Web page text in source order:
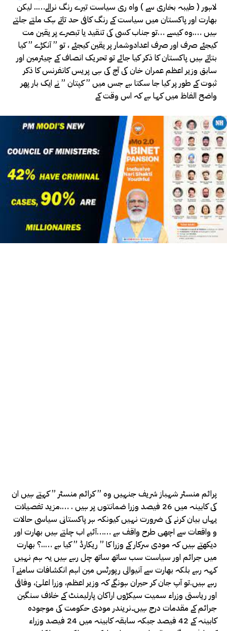
لاہور ( طیبہ بخاری سے ) واہ ری سیاست تیرے رنگ نرالے….. لیکن
بھارت اور پاکستان میں سیاست کے رنگ کافی حد تاتے ہک ملتے جلتے
ہیں ….وہ کیسے …تو جناب کسی کی تنقید یا تبصرے پر یقین مت
کیجئے صرف اور صرف اعدادوشمار پر یقین کیجئے ، تو ” آنکڑے ” کیا
بتاتے ہیں پاکستان کا ذکر کیا جائے تو تحریک انصاف کے چیئرمین اور
سابق وزیر اعظم عمران خان کی آج کی ہی پریس کانفرنس کا ذکر
ثبوت کے طور پر کیا جا سکتا ہے جس میں ” کپتان ” نے ایک بار پھر
واضح الفاظ میں کہا ہے کہ اس وقت کے
پرائم منسٹر شہباز شریف جنہیں وہ ” کرائم منسٹر ” کہتے ہیں ان
کی کابینہ میں 26 فیصد وزرا ضمانتوں پر ہیں . ….مزید تفصیلات
یہاں بیان کرنے کی ضرورت نہیں کیونکہ ہر پاکستانی سیاسی حالات
و واقعات سے اچھی طرح واقف ہے ……آئیے اب چلتے ہیں بھارت اور
دیکھتے ہیں کہ مودی سرکار کے وزرا کا ” ریکارڈ ” کیا ہے …..؟ بھارت
میں جرائم اور سیاست سب ساتھ ساتھ چل رہے ہیں یہ ہم نہیں
کہہ رہے بلکہ بھارت سے آنیوالی رپورٹس مین اہم انکشافات سامنے آ
رہے ہیں.تو آپ جان کر حیران ہونگے کہ وزیر اعظم، وزرا اعلیٰ، وفاقی
اور ریاستی وزراء سمیت سیکڑوں اراکان پارلیمنٹ کے خلاف سنگین
جرائم کے مقدمات درج ہیں۔نریندر مودی حکومت کی موجودہ
کابینہ کے 42 فیصد جبکہ سابقہ کابینہ میں 24 فیصد وزراء